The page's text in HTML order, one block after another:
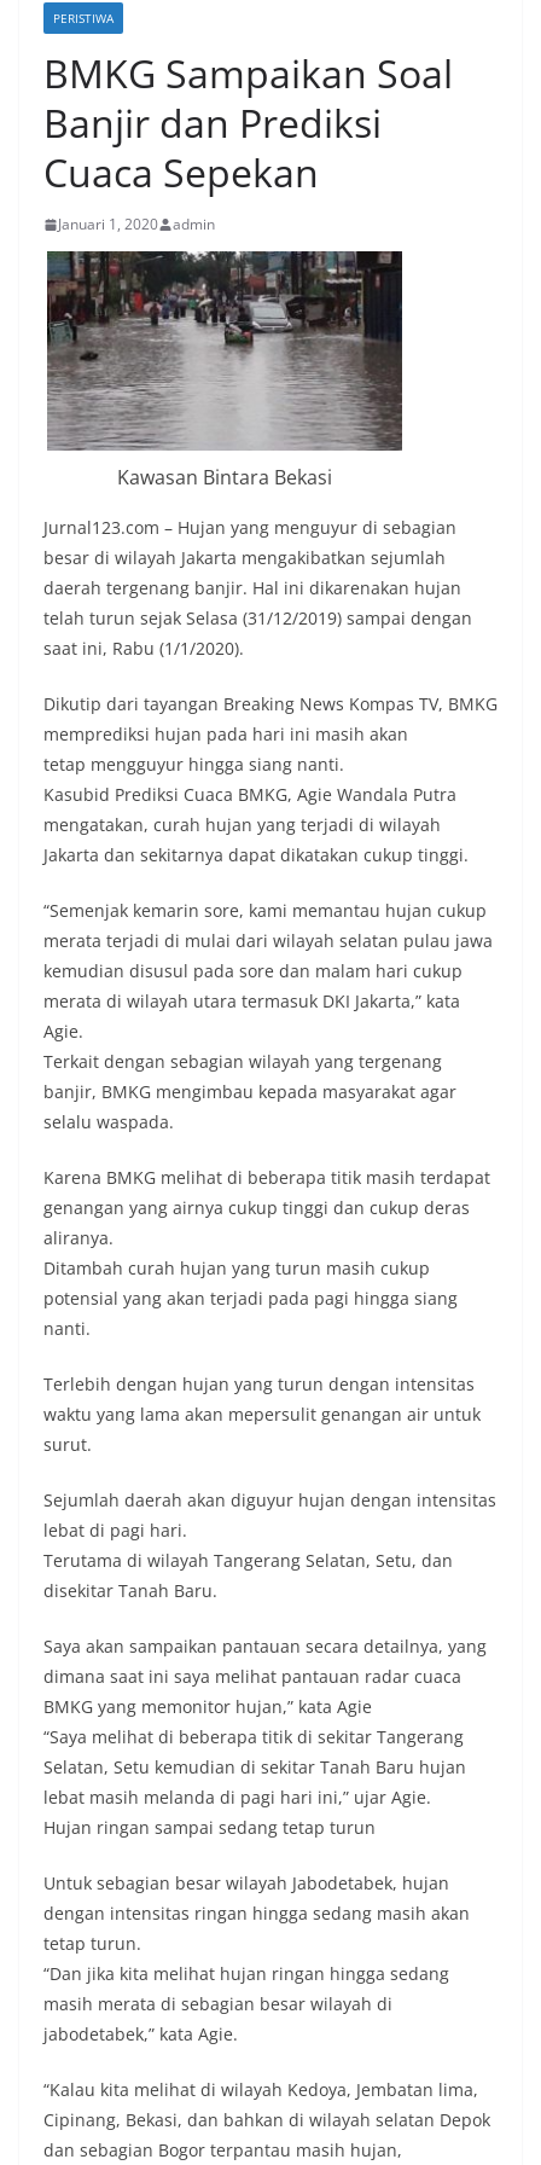
PERISTIWA
BMKG Sampaikan Soal
Banjir dan Prediksi
Cuaca Sepekan
Januari 1, 2020 admin
Kawasan Bintara Bekasi
Jurnal123.com – Hujan yang menguyur di sebagian
besar di wilayah Jakarta mengakibatkan sejumlah
daerah tergenang banjir. Hal ini dikarenakan hujan
telah turun sejak Selasa (31/12/2019) sampai dengan
saat ini, Rabu (1/1/2020).
Dikutip dari tayangan Breaking News Kompas TV, BMKG
memprediksi hujan pada hari ini masih akan
tetap mengguyur hingga siang nanti.
Kasubid Prediksi Cuaca BMKG, Agie Wandala Putra
mengatakan, curah hujan yang terjadi di wilayah
Jakarta dan sekitarnya dapat dikatakan cukup tinggi.
“Semenjak kemarin sore, kami memantau hujan cukup
merata terjadi di mulai dari wilayah selatan pulau jawa
kemudian disusul pada sore dan malam hari cukup
merata di wilayah utara termasuk DKI Jakarta,” kata
Agie.
Terkait dengan sebagian wilayah yang tergenang
banjir, BMKG mengimbau kepada masyarakat agar
selalu waspada.
Karena BMKG melihat di beberapa titik masih terdapat
genangan yang airnya cukup tinggi dan cukup deras
aliranya.
Ditambah curah hujan yang turun masih cukup
potensial yang akan terjadi pada pagi hingga siang
nanti.
Terlebih dengan hujan yang turun dengan intensitas
waktu yang lama akan mepersulit genangan air untuk
surut.
Sejumlah daerah akan diguyur hujan dengan intensitas
lebat di pagi hari.
Terutama di wilayah Tangerang Selatan, Setu, dan
disekitar Tanah Baru.
Saya akan sampaikan pantauan secara detailnya, yang
dimana saat ini saya melihat pantauan radar cuaca
BMKG yang memonitor hujan,” kata Agie
“Saya melihat di beberapa titik di sekitar Tangerang
Selatan, Setu kemudian di sekitar Tanah Baru hujan
lebat masih melanda di pagi hari ini,” ujar Agie.
Hujan ringan sampai sedang tetap turun
Untuk sebagian besar wilayah Jabodetabek, hujan
dengan intensitas ringan hingga sedang masih akan
tetap turun.
“Dan jika kita melihat hujan ringan hingga sedang
masih merata di sebagian besar wilayah di
jabodetabek,” kata Agie.
“Kalau kita melihat di wilayah Kedoya, Jembatan lima,
Cipinang, Bekasi, dan bahkan di wilayah selatan Depok
dan sebagian Bogor terpantau masih hujan,